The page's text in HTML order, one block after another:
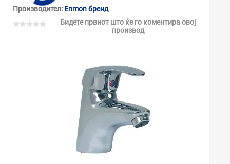
Производител: Enmon бренд
Бидете првиот што ќе го коментира овој
производ